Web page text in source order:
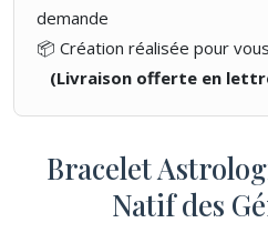
demande
📦 Création réalisée pour
(Livraison offerte en
Bracelet
Natif des